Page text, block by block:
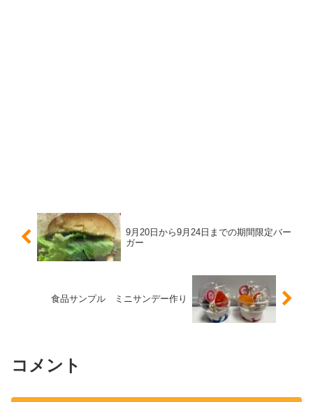
9月20日から9月24日までの期間限定バー
ガー
食品サンプル ミニサンデー作り
コメント